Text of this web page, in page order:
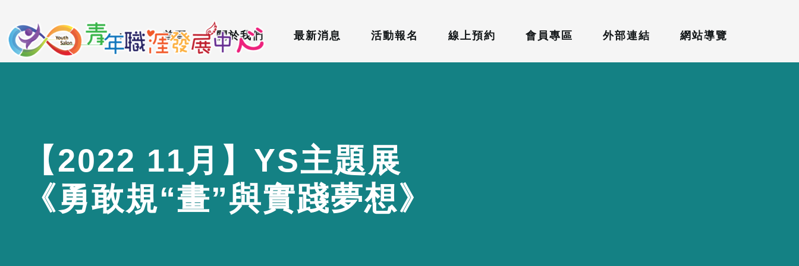
要
內
::: 首頁 關於我們 最新消息 活動報名 線上預約 會員專區 外部連結 網站導覽
【2022 11 月 】 YS主題展
《勇敢規“畫”與實踐夢想》